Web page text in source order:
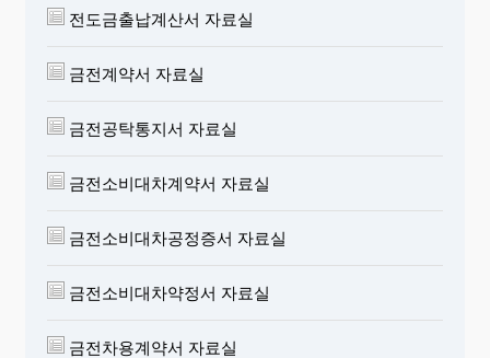
전도금출납계산서 자료실
금전계약서 자료실
금전공탁통지서 자료실
금전소비대차계약서 자료실
금전소비대차공정증서 자료실
금전소비대차약정서 자료실
금전차용계약서 자료실